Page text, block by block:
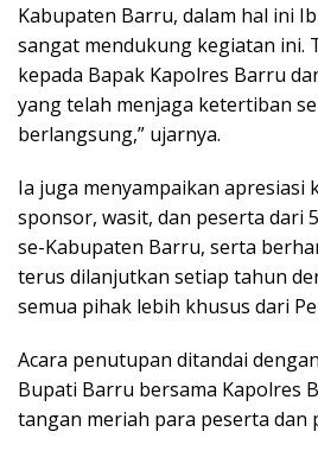
Kabupaten Barru, dalam hal ini
sangat mendukung kegiatan ini.
kepada Bapak Kapolres Barru
yang telah menjaga ketertiban
berlangsung,” ujarnya.
Ia juga menyampaikan apresiasi
sponsor, wasit, dan peserta dari
se-Kabupaten Barru, serta
terus dilanjutkan setiap tahun
semua pihak lebih khusus dari
Acara penutupan ditandai
Bupati Barru bersama Kapolres
tangan meriah para peserta dan